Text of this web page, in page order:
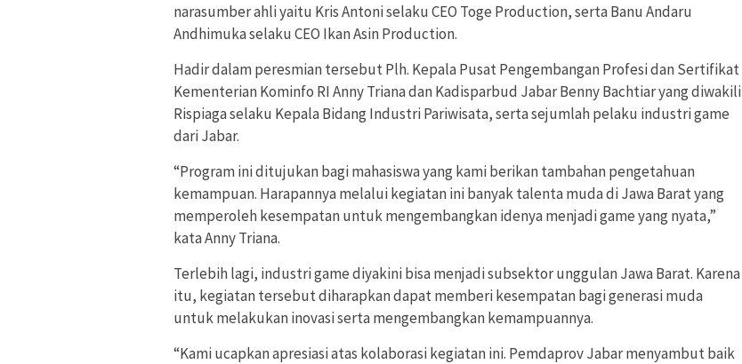
narasumber ahli yaitu Kris Antoni selaku CEO Toge Production, serta Banu Andaru
Andhimuka selaku CEO Ikan Asin Production.
Hadir dalam peresmian tersebut Plh. Kepala Pusat Pengembangan Profesi dan Sertifikat
Kementerian Kominfo RI Anny Triana dan Kadisparbud Jabar Benny Bachtiar yang diwakili
Rispiaga selaku Kepala Bidang Industri Pariwisata, serta sejumlah pelaku industri game
dari Jabar.
“Program ini ditujukan bagi mahasiswa yang kami berikan tambahan pengetahuan
kemampuan. Harapannya melalui kegiatan ini banyak talenta muda di Jawa Barat yang
memperoleh kesempatan untuk mengembangkan idenya menjadi game yang nyata,”
kata Anny Triana.
Terlebih lagi, industri game diyakini bisa menjadi subsektor unggulan Jawa Barat. Karena
itu, kegiatan tersebut diharapkan dapat memberi kesempatan bagi generasi muda
untuk melakukan inovasi serta mengembangkan kemampuannya.
“Kami ucapkan apresiasi atas kolaborasi kegiatan ini. Pemdaprov Jabar menyambut baik